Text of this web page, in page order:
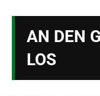
AN DEN
LOS